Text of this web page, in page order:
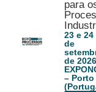
para
23 e 24
de
de 2026
– Porto